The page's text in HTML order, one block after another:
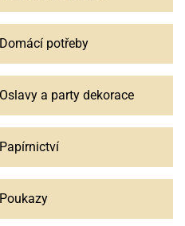
Domácí potřeby
Oslavy a party dekorace
Papírnictví
Poukazy